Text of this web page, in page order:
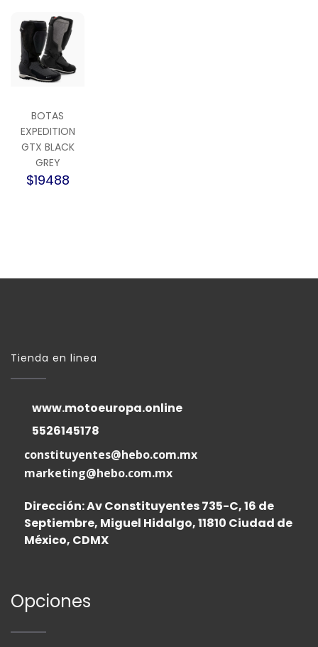
BOTAS
EXPEDITION
GTX BLACK
GREY
$19488
Tienda en linea
www.motoeuropa.online
5526145178
constituyentes@hebo.com.mx
marketing@hebo.com.mx
Dirección: Av Constituyentes 735-C, 16 de
Septiembre, Miguel Hidalgo, 11810 Ciudad de
México, CDMX
Opciones